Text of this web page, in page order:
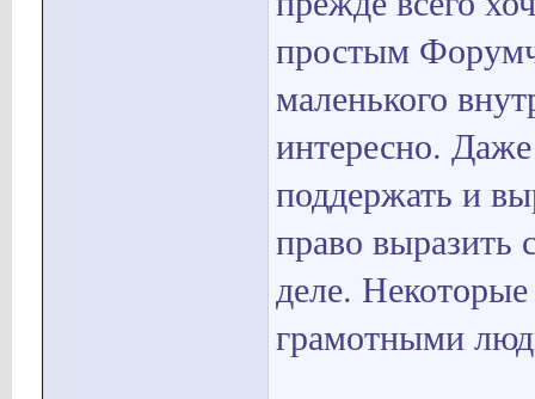
простым
маленького
интересно.
поддержать и
право выразить
деле.
грамотными